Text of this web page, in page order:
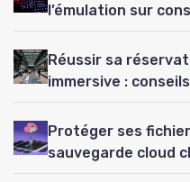
l’émulation sur
Réussir sa
immersive :
Protéger ses
sauvegarde cloud